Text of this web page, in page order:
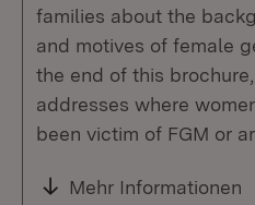
families about the
and motives of female
the end of this
addresses where
been victim of FGM or
Mehr Informationen